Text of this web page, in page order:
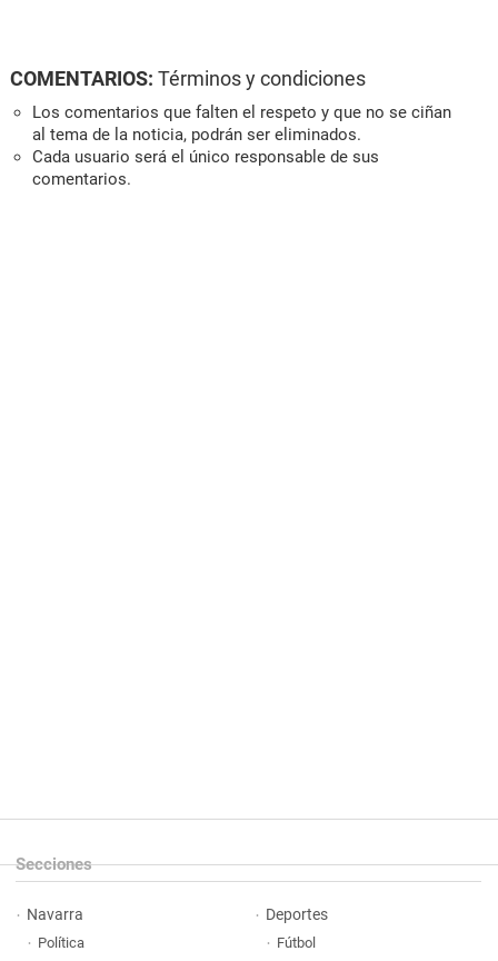
COMENTARIOS: Términos y condiciones
Los comentarios que falten el respeto y que no se ciñan
al tema de la noticia, podrán ser eliminados.
Cada usuario será el único responsable de sus
comentarios.
Secciones
Navarra
Política
Deportes
Fútbol